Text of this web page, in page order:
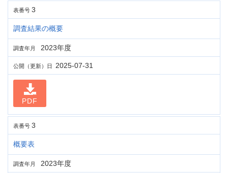
表番号 3
調査結果の概要
調査年月 2023年度
公開（更新）日 2025-07-31
PDF
表番号 3
概要表
調査年月 2023年度